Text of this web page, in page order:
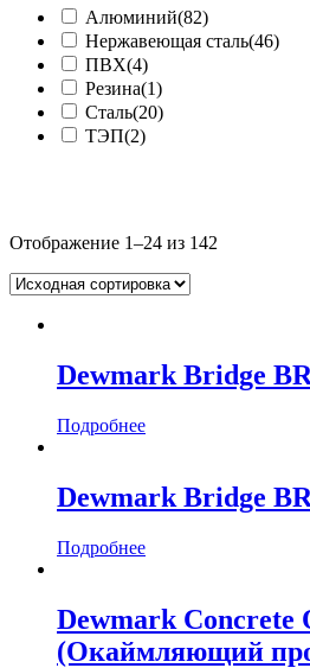
Алюминий(82)
Нержавеющая сталь(46)
ПВХ(4)
Резина(1)
Сталь(20)
ТЭП(2)
Для бетонных полов
Для декоративной отделки
Бренд
Dewmark
Декор стен(10)
Для оформления угла
(9)
Стыковка напольных
Отображение 1–24 из 142
Dewmark Bridge
Подробнее
Dewmark Bridge
Подробнее
Dewmark Concrete
(Окаймляющий